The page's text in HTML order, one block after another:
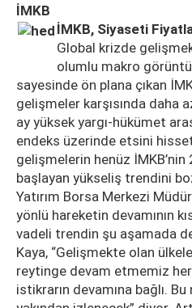
İMKB
İMKB, Siyaseti
Global krizde
olumlu makro
sayesinde ön plana çıkan
gelişmeler karşısında daha
ay yüksek yargı-hükümet
endeks üzerinde etsini
gelişmelerin henüz
başlayan yükseliş trendini
Yatırım Borsa Merkezi
yönlü hareketin devamının
vadeli trendin şu aşamada
Kaya, “Gelişmekte olan
reytinge devam etmemiz
istikrarın devamına bağlı.